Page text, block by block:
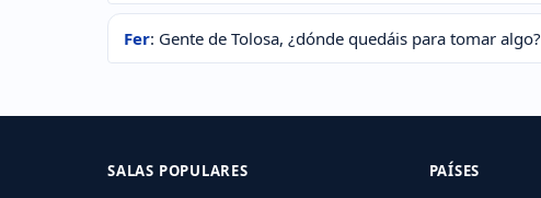
Fer: Gente de Tolosa, ¿dónde quedáis para tomar algo?
SALAS POPULARES PAÍSES